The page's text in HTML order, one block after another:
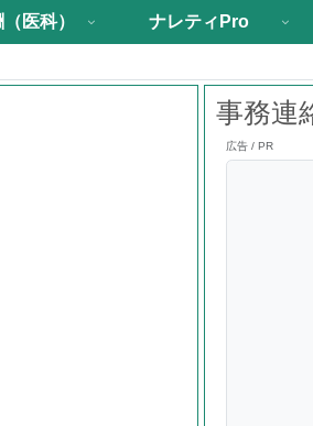
医科） ナレティPro
事務連
広告 / PR